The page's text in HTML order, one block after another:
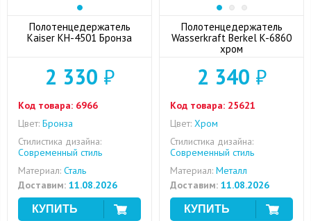
Полотенцедержатель
Kaiser KH-4501 Бронза
2 330 ₽
Код товара: 6966
Цвет: Бронза
Стилистика дизайна:
Современный стиль
Материал: Сталь
Доставим: 11.08.2026
Полотенцедержатель
Wasserkraft Berkel K-6860
хром
2 340 ₽
Код товара: 25621
Цвет: Хром
Стилистика дизайна:
Современный стиль
Материал: Металл
Доставим: 11.08.2026